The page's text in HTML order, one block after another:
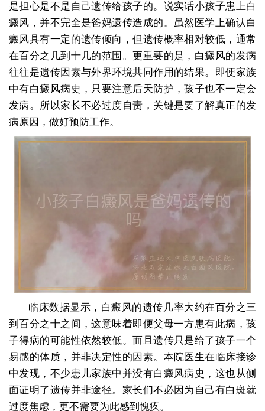
是担心是不是自己遗传给孩子的。说实话小孩子患上白
癜风，并不完全是爸妈遗传造成的。虽然医学上确认白
癜风具有一定的遗传倾向，但遗传概率相对较低，通常
在百分之几到十几的范围。更重要的是，白癜风的发病
往往是遗传因素与外界环境共同作用的结果。即便家族
中有白癜风病史，只要注意后天防护，孩子也不一定会
发病。所以家长不必过度自责，关键是要了解真正的发
病原因，做好预防工作。
临床数据显示，白癜风的遗传几率大约在百分之三
到百分之十之间，这意味着即便父母一方患有此病，孩
子得病的可能性依然较低。而且遗传只是给了孩子一个
易感的体质，并非决定性的因素。本院医生在临床接诊
中发现，不少患儿家族中并没有白癜风病史，这也从侧
面证明了遗传并非途径。家长们不必因为自己有白斑就
过度焦虑，更不需要为此感到愧疚。